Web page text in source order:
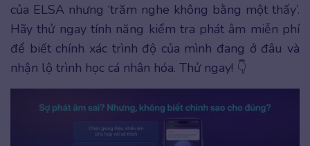
của ELSA nhưng ‘trăm nghe không bằng một thấy’.
Hãy thử ngay tính năng kiểm tra phát âm miễn phí
để biết chính xác trình độ của mình đang ở đâu và
nhận lộ trình học cá nhân hóa. Thử ngay! 👇